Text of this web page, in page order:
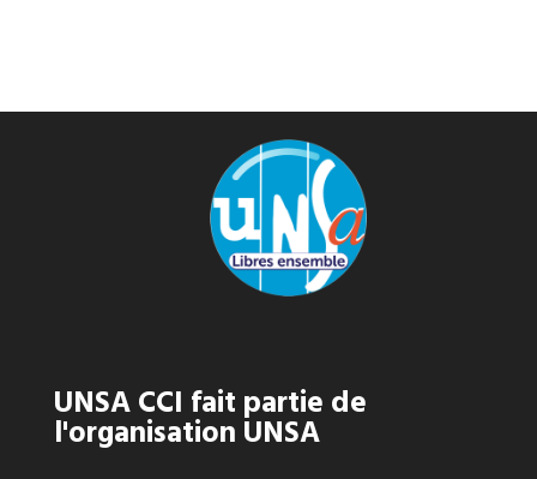
UNSA CCI fait partie de
l'organisation UNSA